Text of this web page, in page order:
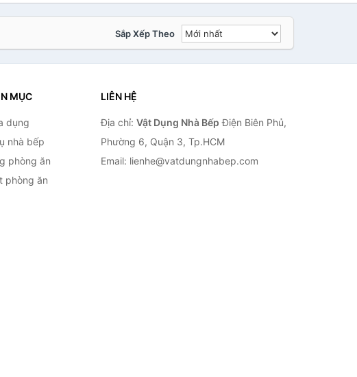
Sắp Xếp Theo
MỤC
dụng
nhà bếp
phòng ăn
phòng ăn
LIÊN HỆ
Địa chỉ: Vật Dụng Nhà Bếp Điện Biên Phủ,
Phường 6, Quận 3, Tp.HCM
Email: lienhe@vatdungnhabep.com